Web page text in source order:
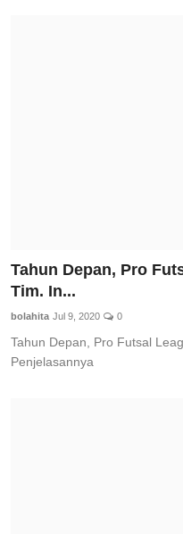
Tahun Depan, Pro
Tim. In...
bolahita Jul 9, 2020 0
Tahun Depan, Pro Futsal
Penjelasannya